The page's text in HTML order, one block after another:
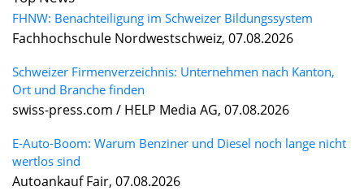
FHNW: Benachteiligung im Schweizer Bildungssystem
Fachhochschule Nordwestschweiz, 07.08.2026
Schweizer Firmenverzeichnis: Unternehmen nach Kanton,
Ort und Branche finden
swiss-press.com / HELP Media AG, 07.08.2026
E-Auto-Boom: Warum Benziner und Diesel noch lange nicht
wertlos sind
Autoankauf Fair, 07.08.2026